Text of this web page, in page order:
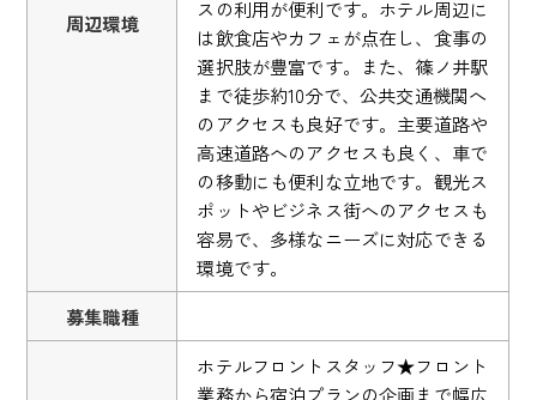
周辺環境
スの利用が便利です。ホテル周辺に
は飲食店やカフェが点在し、食事の
選択肢が豊富です。また、篠ノ井駅
まで徒歩約10分で、公共交通機関へ
のアクセスも良好です。主要道路や
高速道路へのアクセスも良く、車で
の移動にも便利な立地です。観光ス
ポットやビジネス街へのアクセスも
容易で、多様なニーズに対応できる
環境です。
募集職種
ホテルフロントスタッフ★フロント
業務から宿泊プランの企画まで幅広